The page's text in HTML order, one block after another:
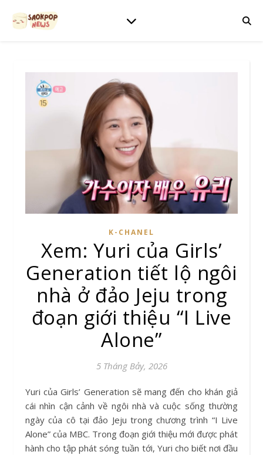
K-CHANEL
Xem: Yuri của Girls’
Generation tiết lộ ngôi
nhà ở đảo Jeju trong
đoạn giới thiệu “I Live
Alone”
5 Tháng Bảy, 2026
Yuri của Girls’ Generation sẽ mang đến cho khán giả
cái nhìn cận cảnh về ngôi nhà và cuộc sống thường
ngày của cô tại đảo Jeju trong chương trình “I Live
Alone” của MBC. Trong đoạn giới thiệu mới được phát
hành cho tập phát sóng tuần tới, Yuri cho biết nơi đầu